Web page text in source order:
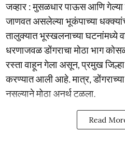
जव्हार : मुसळधार पाऊस आणि गेल्या
जाणवत असलेल्या भूकंपाच्या
तालुक्यात भूस्खलनाच्या घटनांमध्ये
धरणाजवळ डोंगराचा मोठा भाग
रस्ता वाहून गेला असून, प्रमुख जिल्हा
करण्यात आली आहे. मात्र,
नसल्याने मोठा अनर्थ टळला.
Read